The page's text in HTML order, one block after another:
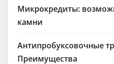
Микрокредиты:
камни
Антипробуксовочные
Преимущества